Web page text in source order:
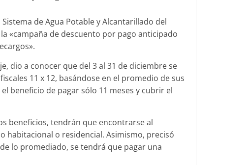
de Agua Potable y Alcantarillado del
«campaña de descuento por pago anticipado
dio a conocer que del 3 al 31 de diciembre se
11 x 12, basándose en el promedio de sus
beneficio de pagar sólo 11 meses y cubrir el
beneficios, tendrán que encontrarse al
habitacional o residencial. Asimismo, precisó
lo promediado, se tendrá que pagar una